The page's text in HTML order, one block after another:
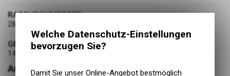
RADDURCHMESSER
28 Zoll
GEWICHT
14.6 kg
Ausstattung
Welche Datenschutz-Einstellungen
bevorzugen Sie?
Damit Sie unser Online-Angebot bestmöglich